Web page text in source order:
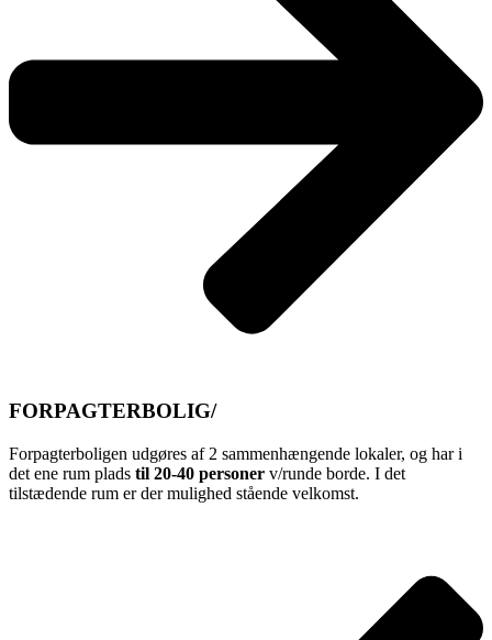
FORPAGTERBOLIG/
Forpagterboligen udgøres af 2 sammenhængende lokaler, og har i
det ene rum plads til 20-40 personer v/runde borde. I det
tilstædende rum er der mulighed stående velkomst.